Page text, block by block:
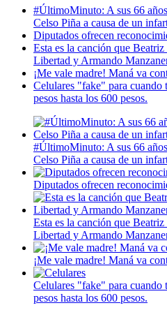
#ÚltimoMinuto: A sus 66
Celso Piña a causa de un
Diputados ofrecen
Esta es la canción que
Libertad y Armando
¡Me vale madre! Maná va
Celulares "fake" para cuando
pesos hasta los 600 pesos.
#ÚltimoMinuto: A sus 66
Celso Piña a causa de un
Diputados ofrecen
Esta es la canción que
Libertad y Armando
¡Me vale madre! Maná va
Celulares "fake" para cuando
pesos hasta los 600 pesos.